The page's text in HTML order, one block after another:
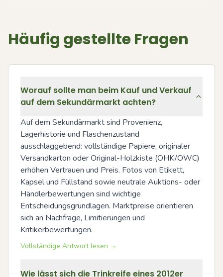
Häufig gestellte Fragen
Worauf sollte man beim Kauf und Verkauf
auf dem Sekundärmarkt achten?
Auf dem Sekundärmarkt sind Provenienz,
Lagerhistorie und Flaschenzustand
ausschlaggebend: vollständige Papiere, originaler
Versandkarton oder Original-Holzkiste (OHK/OWC)
erhöhen Vertrauen und Preis. Fotos von Etikett,
Kapsel und Füllstand sowie neutrale Auktions- oder
Händlerbewertungen sind wichtige
Entscheidungsgrundlagen. Marktpreise orientieren
sich an Nachfrage, Limitierungen und
Kritikerbewertungen.
Vollständige Antwort lesen →
Wie lässt sich die Trinkreife eines 2012er